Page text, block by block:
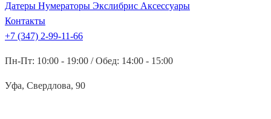
Датеры Нумераторы Экслибрис Аксессуары
Контакты
+7 (347) 2-99-11-66
Пн-Пт: 10:00 - 19:00 / Обед: 14:00 - 15:00
Уфа, Свердлова, 90